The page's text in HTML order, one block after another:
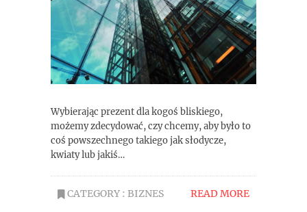
Wybierając prezent dla kogoś bliskiego,
możemy zdecydować, czy chcemy, aby było to
coś powszechnego takiego jak słodycze,
kwiaty lub jakiś…
CATEGORY : BIZNES READ MORE